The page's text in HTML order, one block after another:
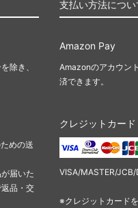
除き、
めの送
届いた
品・交
支払い方法につい
Amazon Pay
Amazonのアカウン
済できます。
クレジットカード
VISA/MASTER/JCB/
※クレジットカード